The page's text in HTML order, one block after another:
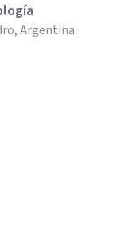
Argentina